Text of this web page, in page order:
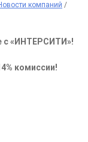
компаний /
с «ИНТЕРСИТИ»!
14% комиссии!